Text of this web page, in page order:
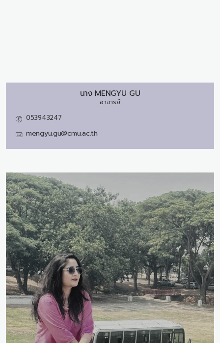
นาง MENGYU GU
อาจารย์
053943247
mengyu.gu@cmu.ac.th